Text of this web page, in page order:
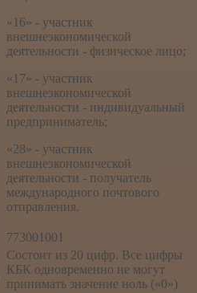
«16» - участник
внешнеэкономической
деятельности - физическое лицо;
«17» - участник
внешнеэкономической
деятельности - индивидуальный
предприниматель;
«28» - участник
внешнеэкономической
деятельности - получатель
международного почтового
отправления.
773001001
Состоит из 20 цифр. Все цифры
КБК одновременно не могут
принимать значение ноль («0»)